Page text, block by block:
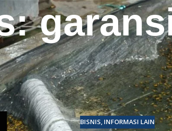
BISNIS, INFORMASI LAIN